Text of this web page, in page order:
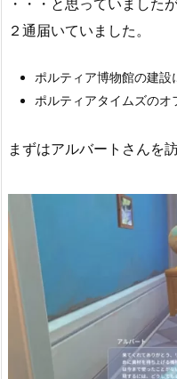
２通届いていました。
ポルティア博物館の建
ポルティアタイムズの
まずはアルバートさんを